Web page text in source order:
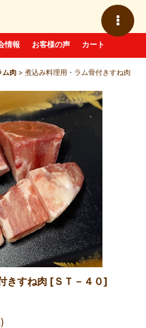
情報 お客様の声 カート
ム肉 > 煮込み料理用・ラム骨付きすね肉
きすね肉 [ＳＴ－４０]